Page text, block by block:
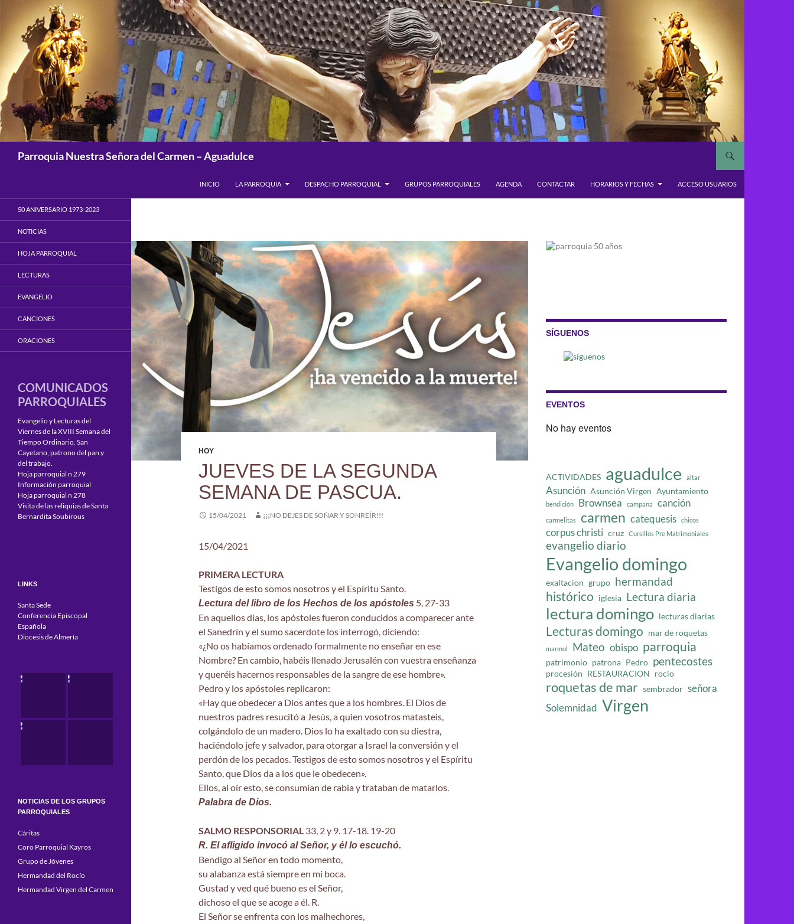
contenido
Parroquia Nuestra Señora del Carmen – Aguadulce
INICIO LA PARROQUIA DESPACHO PARROQUIAL GRUPOS PARROQUIALES AGENDA CONTACTAR HORARIOS Y FECHAS ACCESO USUARIOS
HOY
JUEVES DE LA SEGUNDA
SEMANA DE PASCUA.
15/04/2021 ¡¡¡NO DEJES DE SOÑAR Y SONREÍR!!!
15/04/2021
PRIMERA LECTURA
Testigos de esto somos nosotros y el Espíritu Santo.
Lectura del libro de los Hechos de los apóstoles 5, 27-33
En aquellos días, los apóstoles fueron conducidos a comparecer ante
el Sanedrín y el sumo sacerdote los interrogó, diciendo:
«¿No os habíamos ordenado formalmente no enseñar en ese
Nombre? En cambio, habéis llenado Jerusalén con vuestra enseñanza
y queréis hacernos responsables de la sangre de ese hombre».
Pedro y los apóstoles replicaron:
«Hay que obedecer a Dios antes que a los hombres. El Dios de
nuestros padres resucitó a Jesús, a quien vosotros matasteis,
colgándolo de un madero. Dios lo ha exaltado con su diestra,
haciéndolo jefe y salvador, para otorgar a Israel la conversión y el
perdón de los pecados. Testigos de esto somos nosotros y el Espíritu
Santo, que Dios da a los que le obedecen».
Ellos, al oír esto, se consumían de rabia y trataban de matarlos.
Palabra de Dios.
SALMO RESPONSORIAL 33, 2 y 9. 17-18. 19-20
R. El afligido invocó al Señor, y él lo escuchó.
Bendigo al Señor en todo momento,
su alabanza está siempre en mi boca.
Gustad y ved qué bueno es el Señor,
dichoso el que se acoge a él. R.
El Señor se enfrenta con los malhechores,
SÍGUENOS
EVENTOS
No hay eventos
ACTIVIDADES aguadulce altar
Asunción Asunción Virgen Ayuntamiento
bendición Brownsea campana canción
carmelitas carmen catequesis chicos
corpus christi cruz Cursillos Pre Matrimoniales
evangelio diario
Evangelio domingo
exaltacion grupo hermandad
histórico iglesia Lectura diaria
lectura domingo lecturas diarias
Lecturas domingo mar de roquetas
marmol Mateo obispo parroquia
patrimonio patrona Pedro pentecostes
procesión RESTAURACION rocio
roquetas de mar sembrador señora
Solemnidad Virgen
50 ANIVERSARIO 1973-2023
NOTICIAS
HOJA PARROQUIAL
LECTURAS
EVANGELIO
CANCIONES
ORACIONES
COMUNICADOS
PARROQUIALES
Evangelio y Lecturas del
Viernes de la XVIII Semana del
Tiempo Ordinario. San
Cayetano, patrono del pan y
del trabajo.
Hoja parroquial n 279
Información parroquial
Hoja parroquial n 278
Visita de las reliquias de Santa
Bernardita Soubirous
LINKS
Santa Sede
Conferencia Episcopal
Española
Diocesis de Almería
NOTICIAS DE LOS GRUPOS
PARROQUIALES
Cáritas
Coro Parroquial Kayros
Grupo de Jóvenes
Hermandad del Rocío
Hermandad Virgen del Carmen